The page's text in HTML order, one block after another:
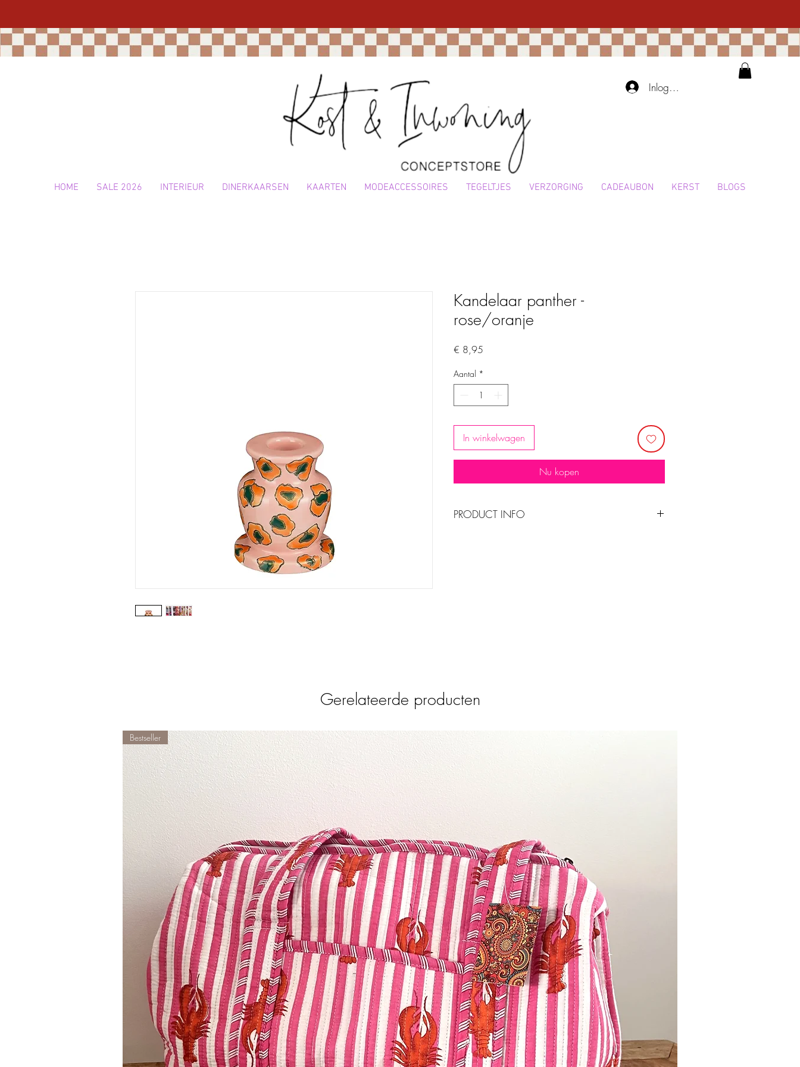
Inloggen
HOME SALE 2026 INTERIEUR DINERKAARSEN KAARTEN MODEACCESSOIRES TEGELTJES VERZORGING CADEAUBON KERST BLOGS
Kandelaar panther -
rose/oranje
€ 8,95
Aantal *
In winkelwagen
Nu kopen
PRODUCT INFO
Gerelateerde producten
Bestseller